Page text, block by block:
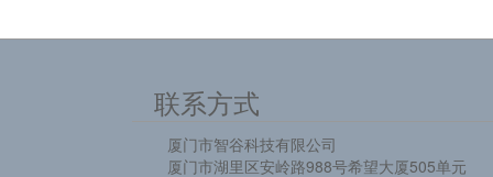
联系方式
厦门市智谷科技有限公司
厦门市湖里区安岭路988号希望大厦505单元